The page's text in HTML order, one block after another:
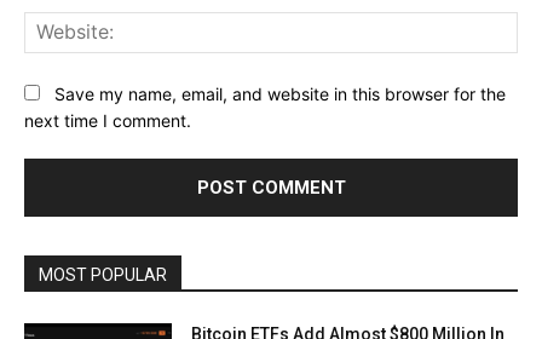
Save my name, email, and website in this browser for the
next time I comment.
MOST POPULAR
Bitcoin ETFs Add Almost $800 Million In